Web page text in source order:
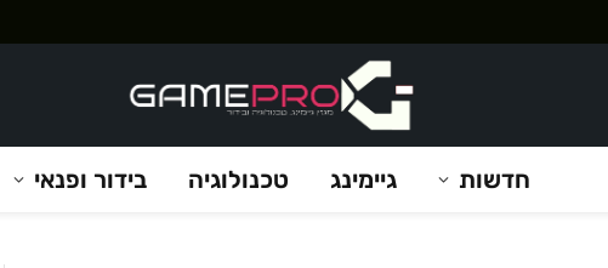
חדשות גיימינג טכנולוגיה בידור ופנאי